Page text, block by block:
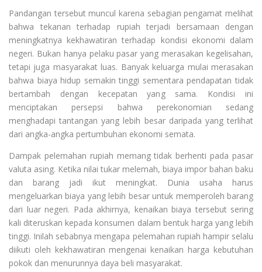
Pandangan tersebut muncul karena sebagian pengamat melihat
bahwa tekanan terhadap rupiah terjadi bersamaan dengan
meningkatnya kekhawatiran terhadap kondisi ekonomi dalam
negeri. Bukan hanya pelaku pasar yang merasakan kegelisahan,
tetapi juga masyarakat luas. Banyak keluarga mulai merasakan
bahwa biaya hidup semakin tinggi sementara pendapatan tidak
bertambah dengan kecepatan yang sama. Kondisi ini
menciptakan persepsi bahwa perekonomian sedang
menghadapi tantangan yang lebih besar daripada yang terlihat
dari angka-angka pertumbuhan ekonomi semata.
Dampak pelemahan rupiah memang tidak berhenti pada pasar
valuta asing. Ketika nilai tukar melemah, biaya impor bahan baku
dan barang jadi ikut meningkat. Dunia usaha harus
mengeluarkan biaya yang lebih besar untuk memperoleh barang
dari luar negeri. Pada akhirnya, kenaikan biaya tersebut sering
kali diteruskan kepada konsumen dalam bentuk harga yang lebih
tinggi. Inilah sebabnya mengapa pelemahan rupiah hampir selalu
diikuti oleh kekhawatiran mengenai kenaikan harga kebutuhan
pokok dan menurunnya daya beli masyarakat.